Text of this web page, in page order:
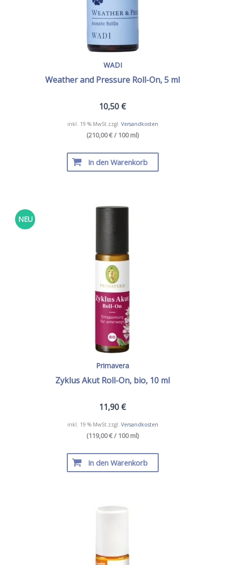
WADI
Weather and Pressure Roll-On, 5 ml
10,50 €
inkl. 19 % MwSt. zzgl. Versandkosten
(210,00 € / 100 ml)
In den Warenkorb
NEU
Primavera
Zyklus Akut Roll-On, bio, 10 ml
11,90 €
inkl. 19 % MwSt. zzgl. Versandkosten
(119,00 € / 100 ml)
In den Warenkorb